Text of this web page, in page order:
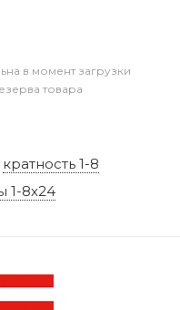
в момент загрузки
товара
кратность 1-8
1-8x24